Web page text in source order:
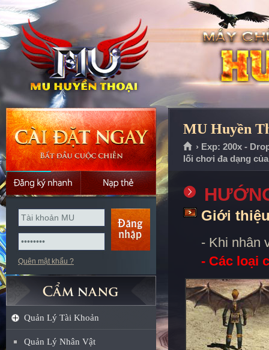
Quên mật khẩu ?
Quản Lý Tài Khoản
Quản Lý Nhân Vật
MU Huyền
› Exp: 200x -
lối chơi đa dạng
Giới
- Khi nhân
- Các loại